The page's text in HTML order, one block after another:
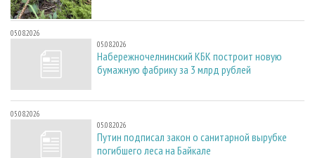
05.08.2026
05.08.2026
Набережночелнинский КБК построит новую
бумажную фабрику за 3 млрд рублей
05.08.2026
05.08.2026
Путин подписал закон о санитарной вырубке
погибшего леса на Байкале